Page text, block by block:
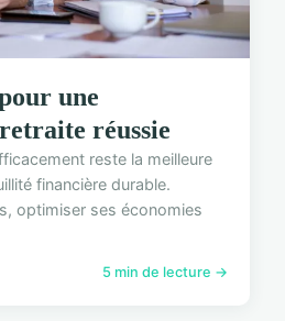
une
réussie
reste la meilleure
financière durable.
optimiser ses économies
5 min de lecture →